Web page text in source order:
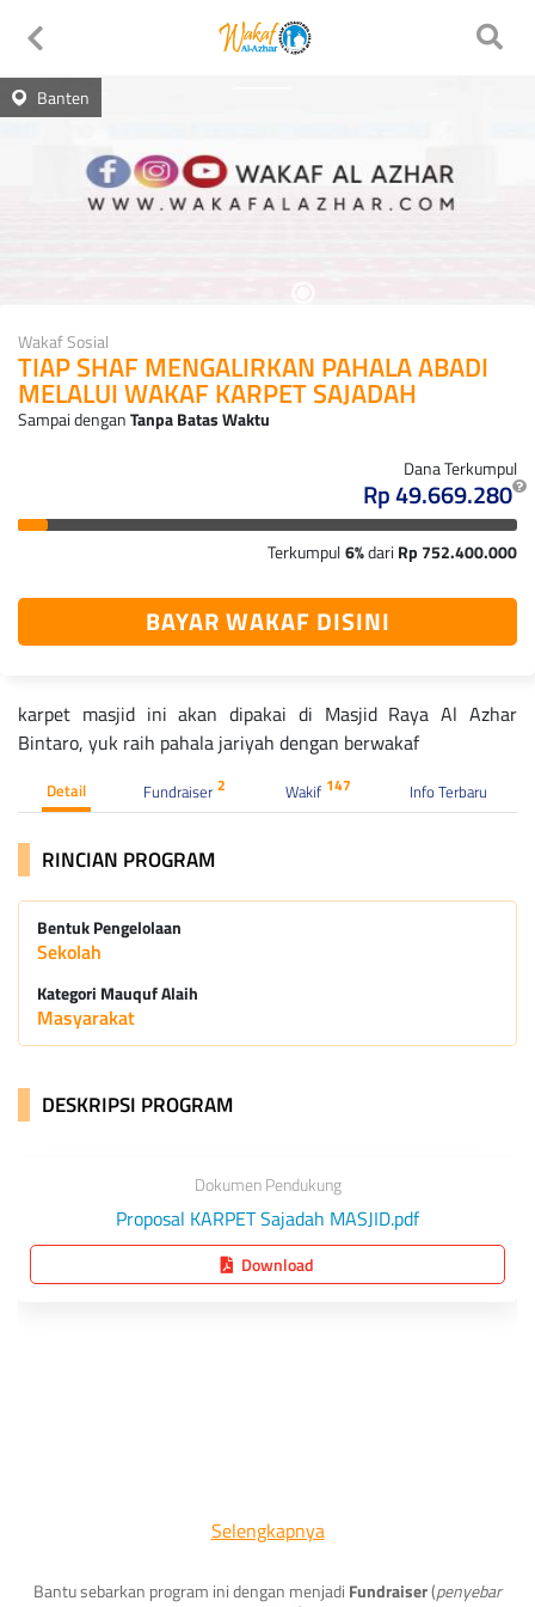
Banten
Wakaf Sosial
TIAP SHAF MENGALIRKAN PAHALA ABADI
MELALUI WAKAF KARPET SAJADAH
Sampai denganTanpa Batas Waktu
Dana Terkumpul
Rp 49.669.280
Terkumpul6%dari Rp 752.400.000
BAYAR WAKAF DISINI
karpet masjid ini akan dipakai di Masjid Raya Al Azhar
Bintaro, yuk raih pahala jariyah dengan berwakaf
Detail Fundraiser2 Wakif 147 Info Terbaru
RINCIAN PROGRAM
Bentuk Pengelolaan
Sekolah
Kategori Mauquf Alaih
Masyarakat
DESKRIPSI PROGRAM
Dokumen Pendukung
Proposal KARPET Sajadah MASJID.pdf
Download
Salah satu nikmat yang didapatkan seorang muslim yakni
adalah salah satu kenikmatan dalam shalat.dengan karpet
Selengkapnya
Bantu sebarkan program ini dengan menjadi Fundraiser(penyebar